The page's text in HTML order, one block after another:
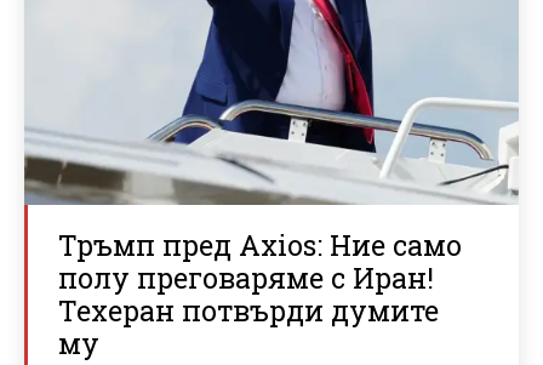
Тръмп пред Axios: Ние само
полу преговаряме с Иран!
Техеран потвърди думите
му